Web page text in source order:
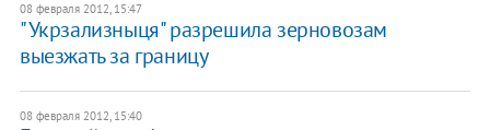
08 февраля 2012, 15:47
"Укрзализныця" разрешила зерновозам
выезжать за границу
08 февраля 2012, 15:40